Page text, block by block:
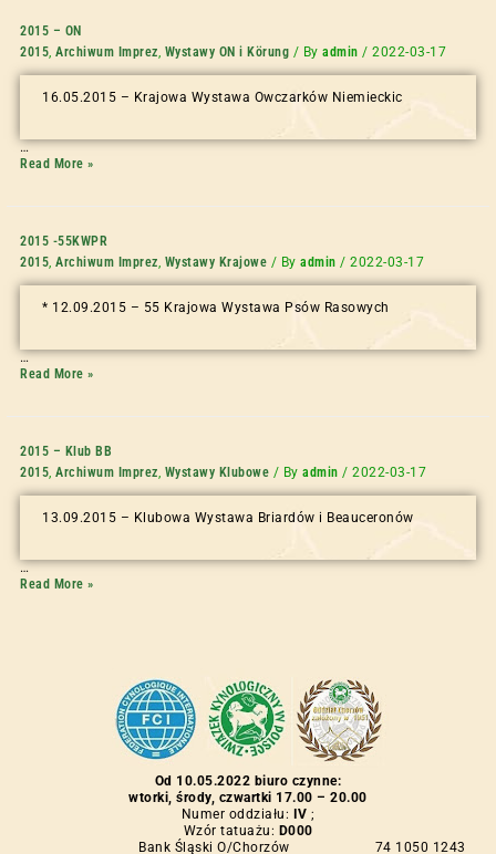
2015 – ON
2015 ,Archiwum Imprez Wystawy ON i Körung / Byadmin /2022-03-17
16.05.2015 – Krajowa Wystawa Owczarków Niemieckic
…
Read More »
2015 -55KWPR
2015,Archiwum Imprez, Wystawy Krajowe / Byadmin /2022-03-17
* 12.09.2015 – 55 Krajowa Wystawa Psów Rasowych
…
Read More »
2015 – Klub BB
2015,Archiwum Imprez, Wystawy Klubowe / Byadmin /2022-03-17
13.09.2015 – Klubowa Wystawa Briardów i Beauceronów
…
Read More »
Od 10.05.2022 biuro czynne:
wtorki, środy, czwartki 17.00 – 20.00
Numer oddziału: IV ;
Wzór tatuażu: D000
Bank Śląski O/Chorzów 74 1050 1243